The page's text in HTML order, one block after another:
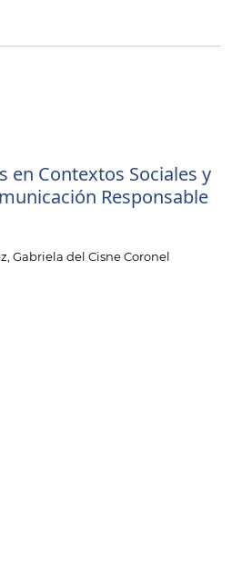
en Contextos Sociales y
Responsable
Gabriela del Cisne Coronel